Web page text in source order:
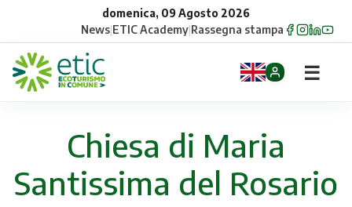
domenica, 09 Agosto 2026
News|ETIC Academy|Rassegna stampa
Opportunità
Comuni
☰
Chiesa di Maria
Santissima del Rosario